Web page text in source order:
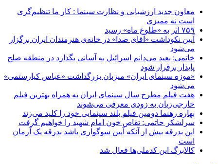
معاون جدید ارزشیابی و نظارت سینما : کار ما تنظیم‌گری
است نه ممیزی
۷۵۹ اثر به «طلوع ماه» رسید
آیین نکوداشت «آقای صدا» در خانه‌ی هنرمندان ایران برگزار
می‌شود
خاتمی: بعید می‌دانم اسرائیل به آسانی بگذارد در منطقه صلح
پایدار برقرار شود
«موزه سینمای ایران» میزبان بزرگداشت «عباس کیارستمی»
می‌شود
هفت فیلم مطرح سال سینمای ایران به همراه بهترین فیلم
خارجی‌زبان به زودی معرفی می‌شوند
بهاره رهنما دومین فیلم بلند سینمایی خود را کلید می‌زند
سرلشکر حاتمی: تقاص خون امام شهید را خواهیم گرفت
این بدرقه بیش از آنکه آیین سوگواری باشد بدرقه یک آرمان
است
کالابرگ این کدملی‌ها فعال شد